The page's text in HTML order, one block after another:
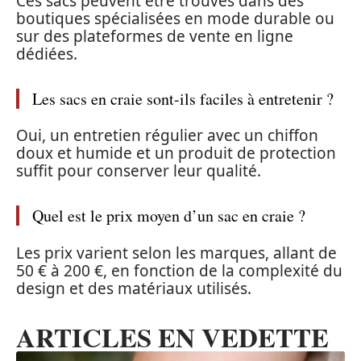
boutiques spécialisées en mode durable ou
sur des plateformes de vente en ligne
dédiées.
Les sacs en craie sont-ils faciles à entretenir ?
Oui, un entretien régulier avec un chiffon
doux et humide et un produit de protection
suffit pour conserver leur qualité.
Quel est le prix moyen d’un sac en craie ?
Les prix varient selon les marques, allant de
50 € à 200 €, en fonction de la complexité du
design et des matériaux utilisés.
ARTICLES EN VEDETTE